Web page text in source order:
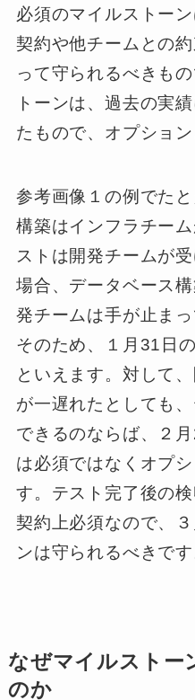
必須のマイルストー
契約や他チームとの
って守られるべきも
トーンは、過去の実
たもので、オプショ
参考画像１の例でた
構築はインフラチー
ストは開発チームが
場合、データベース
発チームは手が止まっ
そのため、１月31日
といえます。対して
が一遅れたとしても
できるのならば、２
は必須ではなくオプ
す。テスト完了後の
契約上必須なので、
ンは守られるべきです
なぜマイルストー
のか